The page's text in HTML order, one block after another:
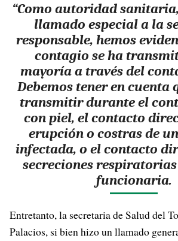
“Como autoridad
llamado especial a la
responsable, hemos
contagio se ha
mayoría a través del
Debemos tener en cuenta
transmitir durante el
con piel, el contacto
erupción o costras de
infectada, o el contacto
secreciones
funcionaria.
Entretanto, la secretaria de Salud del
Palacios, si bien hizo un llamado